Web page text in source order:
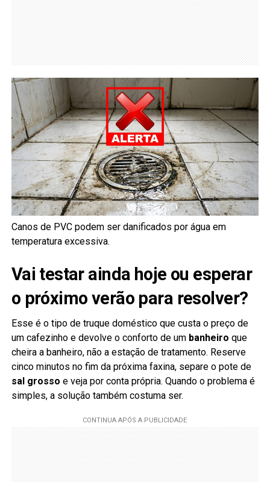
Canos de PVC podem ser danificados por água em
temperatura excessiva.
Vai testar ainda hoje ou esperar
o próximo verão para resolver?
Esse é o tipo de truque doméstico que custa o preço de
um cafezinho e devolve o conforto de um banheiro que
cheira a banheiro, não a estação de tratamento. Reserve
cinco minutos no fim da próxima faxina, separe o pote de
sal grosso e veja por conta própria. Quando o problema é
simples, a solução também costuma ser.